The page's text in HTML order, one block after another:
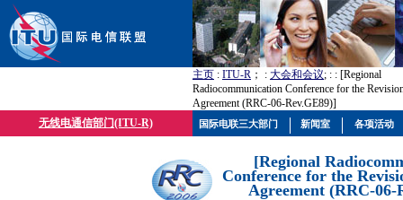
主页 : ITU-R ； : 大会和会议; : : [Regional
Radiocommunication Conference for the
Agreement (RRC-06-Rev.GE89)]
无线电通信部门(ITU-R)
[Regional
Conference for the
Agreement (RRC-06-
国际电联三大部门 新闻室 各项活动